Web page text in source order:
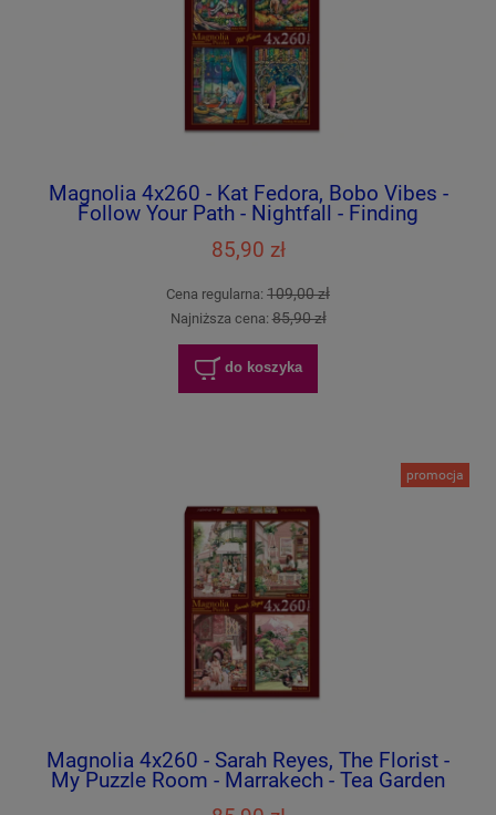
Magnolia 4x260 - Kat Fedora, Bobo Vibes -
Follow Your Path - Nightfall - Finding
Dreamland
85,90 zł
Cena regularna: 109,00 zł
Najniższa cena:85,90 zł
do koszyka
Magnolia 4x260 - Sarah Reyes, The Florist -
My Puzzle Room - Marrakech - Tea Garden
promocja